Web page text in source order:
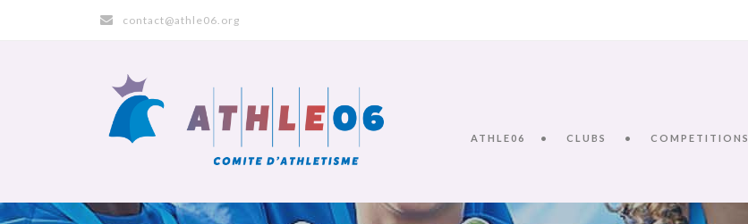
contact@athle06.org
ATHLE06 CLUBS COMPETITIONS